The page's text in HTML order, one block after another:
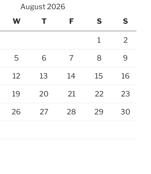
August 2026
W T F S S
1 2
5 6 7 8 9
12 13 14 15 16
19 20 21 22 23
26 27 28 29 30